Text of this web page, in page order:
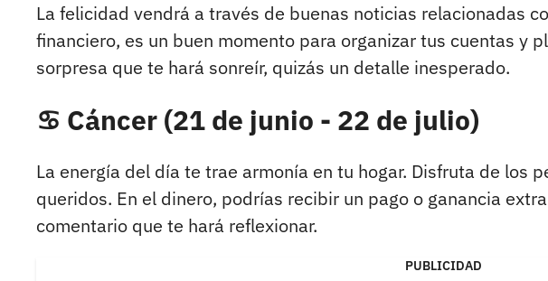
La felicidad vendrá a través de buenas noticias relacionadas
financiero, es un buen momento para organizar tus cuentas y
sorpresa que te hará sonreír, quizás un detalle inesperado.
♋ Cáncer (21 de junio - 22 de julio)
La energía del día te trae armonía en tu hogar. Disfruta de los
queridos. En el dinero, podrías recibir un pago o ganancia
comentario que te hará reflexionar.
PUBLICIDAD